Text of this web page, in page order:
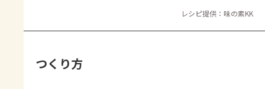
レシピ提供：味の素KK
つくり方